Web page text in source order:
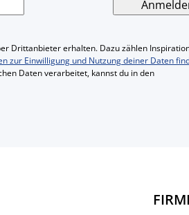
Drittanbieter erhalten. Dazu zählen
zur Einwilligung und Nutzung deiner Daten
Daten verarbeitet, kannst du in den